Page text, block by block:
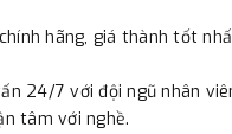
hãng, giá thành tốt
24/7 với đội ngũ nhân
tâm với nghề.